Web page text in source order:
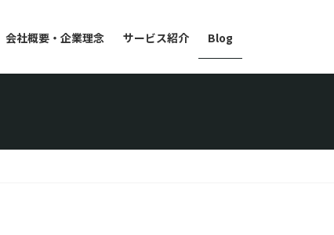
会社概要・企業理念 サービス紹介 Blog